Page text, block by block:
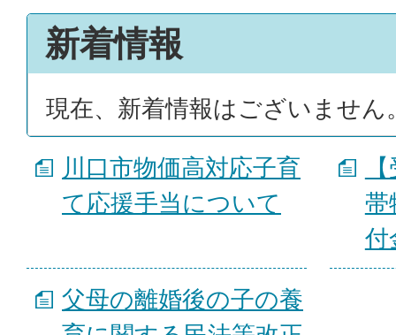
新着情報
現在、新着情報はございません
川口市物価高対応子育
て応援手当について
帯
付
父母の離婚後の子の養